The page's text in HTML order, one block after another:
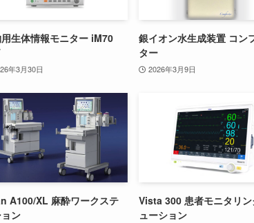
生体情報モニター iM70
年3月30日
銀イオン水生成装置 コン
ター
2026年3月9日
A100/XL 麻酔ワークステ
ン
Vista 300 患者モニタリ
ューション